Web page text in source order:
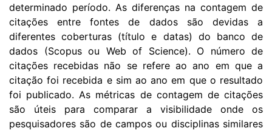
determinado período. As diferenças na contagem de
citações entre fontes de dados são devidas a
diferentes coberturas (título e datas) do banco de
dados (Scopus ou Web of Science). O número de
citações recebidas não se refere ao ano em que a
citação foi recebida e sim ao ano em que o resultado
foi publicado. As métricas de contagem de citações
são úteis para comparar a visibilidade onde os
pesquisadores são de campos ou disciplinas similares